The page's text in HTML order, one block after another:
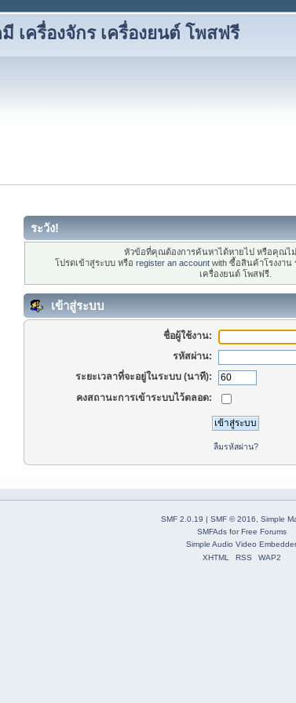
เครื่องจักร เครื่องยนต์ โพสฟรี
ระวัง!
หัวข้อที่คุณต้องการค้นหาได้หายไป หรือคุณไ
โปรดเข้าสู่ระบบ หรือ register an account with ซื้อสินค้าโรงงาน
เครื่องยนต์ โพสฟรี.
เข้าสู่ระบบ
ชื่อผู้ใช้งาน:
รหัสผ่าน:
ระยะเวลาที่จะอยู่ในระบบ (นาที):
คงสถานะการเข้าระบบไว้ตลอด:
ลืมรหัสผ่าน?
SMF 2.0.19 | SMF © 2016
Simple
SMFAdsforFree Forums
Simple Audio Video Embedder
XHTML
RSS WAP2